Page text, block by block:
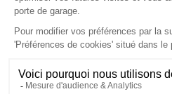
Trafinov